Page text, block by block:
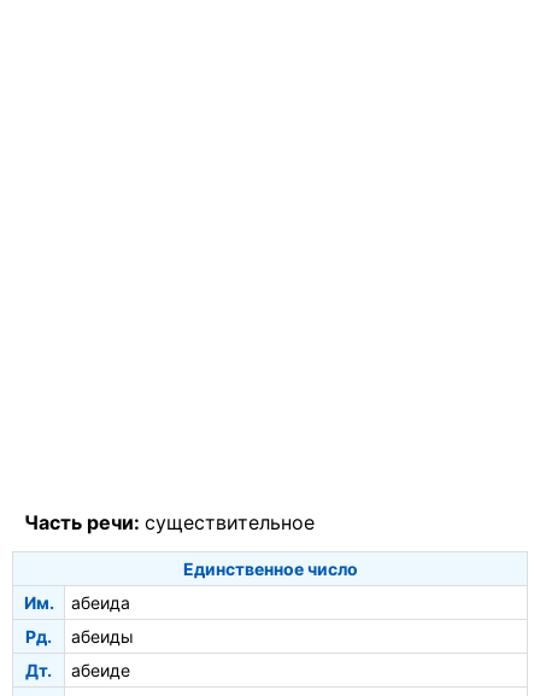
Часть речи: существительное
Единственное число
Им.
абеида
Рд.
абеиды
Дт.
абеиде